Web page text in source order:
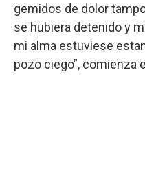
gemidos de dolor
se hubiera detenido y
mi alma estuviese
pozo ciego”, comienza